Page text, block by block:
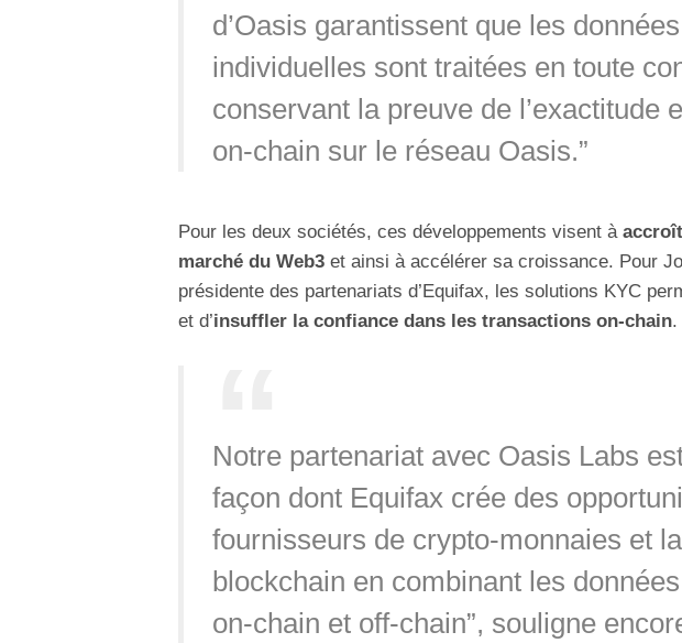
d’Oasis garantissent que les
individuelles sont traitées en toute
conservant la preuve de l’exactitude
on-chain sur le réseau Oasis.”
Pour les deux sociétés, ces développements visent à
marché du Web3 et ainsi à accélérer sa croissance. Pour
présidente des partenariats d’Equifax, les solutions KYC
et d’insuffler la confiance dans les transactions on-chain.
Notre partenariat avec Oasis Labs
façon dont Equifax crée des
fournisseurs de crypto-monnaies et
blockchain en combinant les
on-chain et off-chain”, souligne